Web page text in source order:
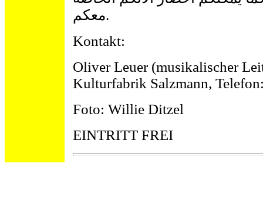
معكم.
Kontakt:
Oliver Leuer (musikalischer
Kulturfabrik Salzmann,
Foto: Willie Ditzel
EINTRITT FREI